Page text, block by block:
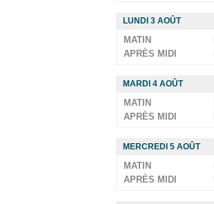
LUNDI 3 AOÛT
MATIN
APRÈS MIDI
MARDI 4 AOÛT
MATIN
APRÈS MIDI
MERCREDI 5 AOÛT
MATIN
APRÈS MIDI